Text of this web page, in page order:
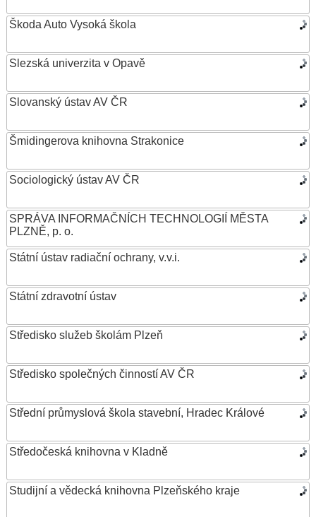
Škoda Auto Vysoká škola
Slezská univerzita v Opavě
Slovanský ústav AV ČR
Šmidingerova knihovna Strakonice
Sociologický ústav AV ČR
SPRÁVA INFORMAČNÍCH TECHNOLOGIÍ MĚSTA
PLZNĚ, p. o.
Státní ústav radiační ochrany, v.v.i.
Státní zdravotní ústav
Středisko služeb školám Plzeň
Středisko společných činností AV ČR
Střední průmyslová škola stavební, Hradec Králové
Středočeská knihovna v Kladně
Studijní a vědecká knihovna Plzeňského kraje